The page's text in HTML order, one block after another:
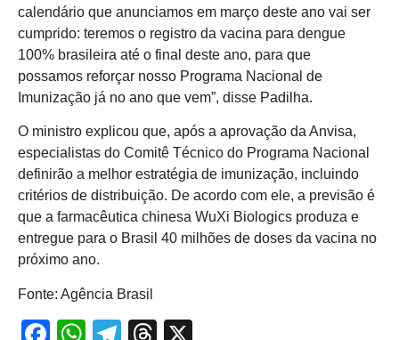
calendário que anunciamos em março deste ano vai ser
cumprido: teremos o registro da vacina para dengue
100% brasileira até o final deste ano, para que
possamos reforçar nosso Programa Nacional de
Imunização já no ano que vem”, disse Padilha.
O ministro explicou que, após a aprovação da Anvisa,
especialistas do Comitê Técnico do Programa Nacional
definirão a melhor estratégia de imunização, incluindo
critérios de distribuição. De acordo com ele, a previsão é
que a farmacêutica chinesa WuXi Biologics produza e
entregue para o Brasil 40 milhões de doses da vacina no
próximo ano.
Fonte: Agência Brasil